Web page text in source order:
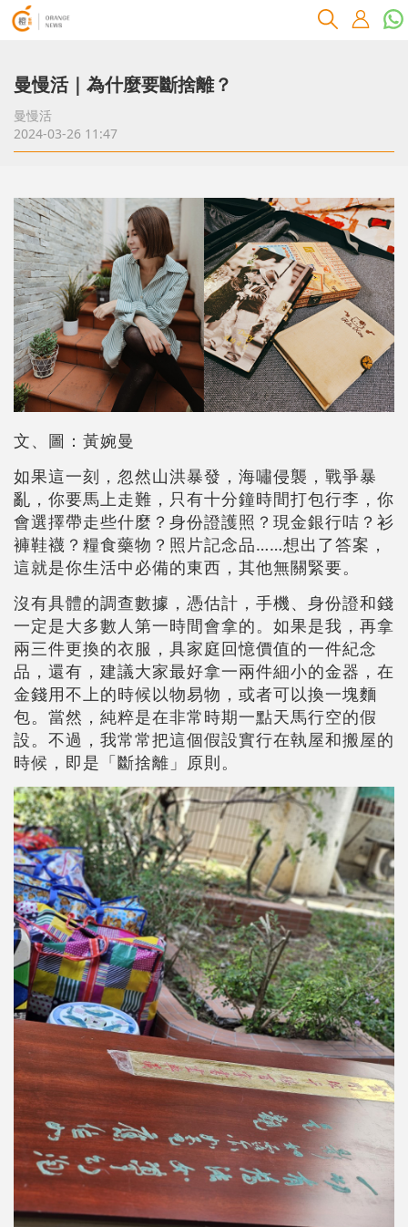
曼慢活｜為什麼要斷捨離？
曼慢活
2024-03-26 11:47
文、圖：黃婉曼
如果這一刻，忽然山洪暴發，海嘯侵襲，戰爭暴
亂，你要馬上走難，只有十分鐘時間打包行李，你
會選擇帶走些什麼？身份證護照？現金銀行咭？衫
褲鞋襪？糧食藥物？照片記念品……想出了答案，
這就是你生活中必備的東西，其他無關緊要。
沒有具體的調查數據，憑估計，手機、身份證和錢
一定是大多數人第一時間會拿的。如果是我，再拿
兩三件更換的衣服，具家庭回憶價值的一件紀念
品，還有，建議大家最好拿一兩件細小的金器，在
金錢用不上的時候以物易物，或者可以換一塊麵
包。當然，純粹是在非常時期一點天馬行空的假
設。不過，我常常把這個假設實行在執屋和搬屋的
時候，即是「斷捨離」原則。